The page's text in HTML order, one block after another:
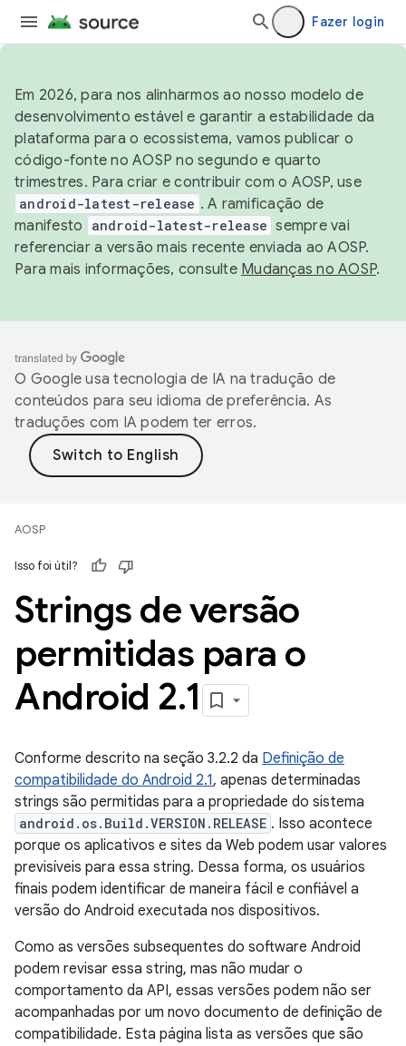
Fazer login
Em 2026, para nos alinharmos ao nosso modelo de
desenvolvimento estável e garantir a estabilidade da
plataforma para o ecossistema, vamos publicar o
código-fonte no AOSP no segundo e quarto
trimestres. Para criar e contribuir com o AOSP, use
android-latest-release . A ramificação de
manifesto
android-latest-release sempre vai
referenciar a versão mais recente enviada ao AOSP.
Para mais informações, consulte Mudanças no AOSP.
O Google usa tecnologia de IA na tradução de
conteúdos para seu idioma de preferência. As
traduções com IA podem ter erros.
AOSP
Isso foi útil?
Strings de versão
permitidas para o
Android 2.1
Conforme descrito na seção 3.2.2 da Definição de
compatibilidade do Android 2.1, apenas determinadas
strings são permitidas para a propriedade do sistema
android.os.Build.VERSION.RELEASE . Isso acontece
porque os aplicativos e sites da Web podem usar valores
previsíveis para essa string. Dessa forma, os usuários
finais podem identificar de maneira fácil e confiável a
versão do Android executada nos dispositivos.
Como as versões subsequentes do software Android
podem revisar essa string, mas não mudar o
comportamento da API, essas versões podem não ser
acompanhadas por um novo documento de definição de
compatibilidade. Esta página lista as versões que são